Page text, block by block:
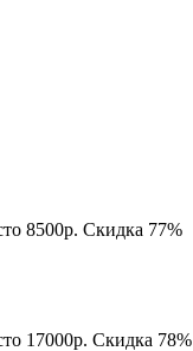
8500р. Скидка 77%
17000р. Скидка 78%